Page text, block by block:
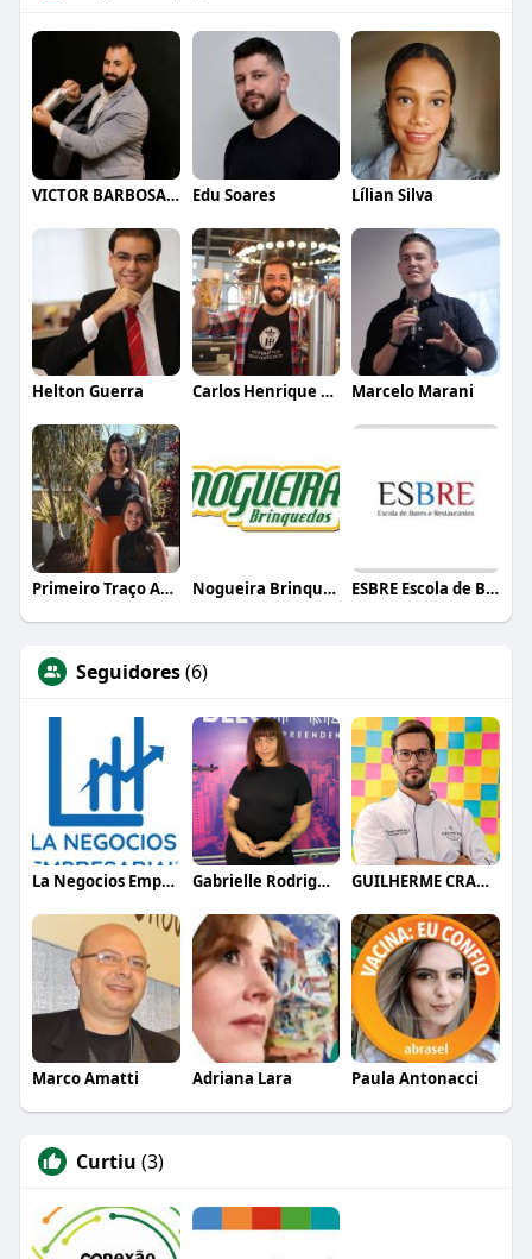
VICTOR BARBOSA QUARANTA Edu Soares Lílian Silva
Helton Guerra Carlos Henrique de Faria Vasconcelos Marcelo Marani
Primeiro Traço Arquitetura Nogueira Brinquedos ESBRE Escola de Bares e Restaurantes
Seguidores(6)
La Negocios Empresariais Gabrielle Rodrigues GUILHERME CRAMER BALLE
Marco Amatti Adriana Lara Paula Antonacci
Curtiu (3)